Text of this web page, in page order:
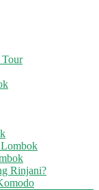
Rinjani?